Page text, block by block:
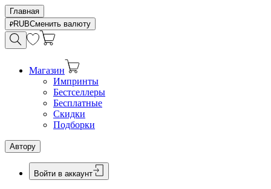
Главная
RUBСменить валюту
Магазин
Импринты
Бестселлеры
Бесплатные
Скидки
Подборки
Автору
Войти в аккаунт